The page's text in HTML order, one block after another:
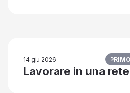
14 giu 2026
Lavorare in una